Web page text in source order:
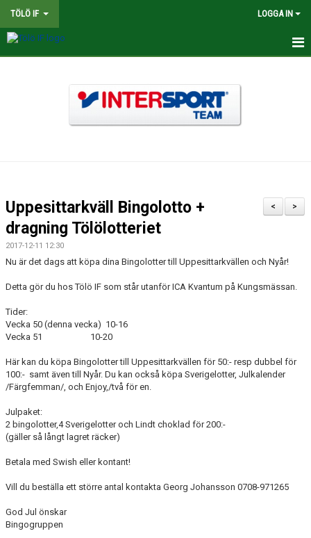
TÖLÖ IF LOGGA IN
MATCHER
KALENDER
FÖRENINGSINFO
TÖLÖFONDEN
KIOSKEN
FOTBOLLSSKOLAN P/F 2020 & 2021
SPONSORER / SAMARBETSPARTNER
DOKUMENT
>
<
Uppesittarkväll Bingolotto +
dragning Tölölotteriet
2017-12-11 12:30
Nu är det dags att köpa dina Bingolotter till Uppesittarkvällen och Nyår!
Detta gör du hos Tölö IF som står utanför ICA Kvantum på Kungsmässan.
Tider:
Vecka 50 (denna vecka) 10-16
Vecka 51 10-20
Här kan du köpa Bingolotter till Uppesittarkvällen för 50:- resp dubbel för
100:- samt även till Nyår. Du kan också köpa Sverigelotter, Julkalender
/Färgfemman/, och Enjoy,/två för en.
Julpaket:
2 bingolotter,4 Sverigelotter och Lindt choklad för 200:-
(gäller så långt lagret räcker)
Betala med Swish eller kontant!
Vill du beställa ett större antal kontakta Georg Johansson 0708-971265
God Jul önskar
Bingogruppen